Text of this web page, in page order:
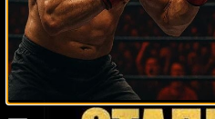
Кливеланд Вудс Шеннон Кортни
Льюис Марко Товар Сефер Сефери
Горман
Джалин Тернер Эрик Эш